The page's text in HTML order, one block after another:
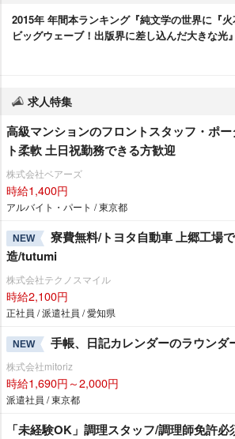
2015年 年間本ランキング『純文学の世界に『火
ビッグウェーブ！出版界に差し込んだ大きな光』
求人特集
高級マンションのフロントスタッフ・ポ
ト柔軟 土日祝勤務できる方歓迎
株式会社ベアーズ
時給1,400円
アルバイト・パート / 東京都
NEW
寮費無料/トヨタ自動車 上郷工場
造/tutumi
株式会社テクノスマイル
時給2,100円
正社員 / 派遣社員 / 愛知県
NEW 手帳、日記カレンダーのラウンダ
株式会社mitoriz
時給1,690円～2,000円
派遣社員 / 東京都
「未経験OK」調理スタッフ/調理師免許